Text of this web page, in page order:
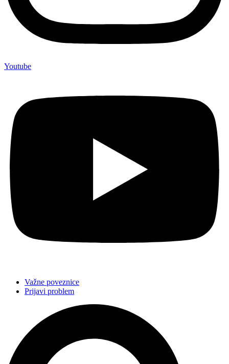
Youtube
Važne poveznice
Prijavi problem